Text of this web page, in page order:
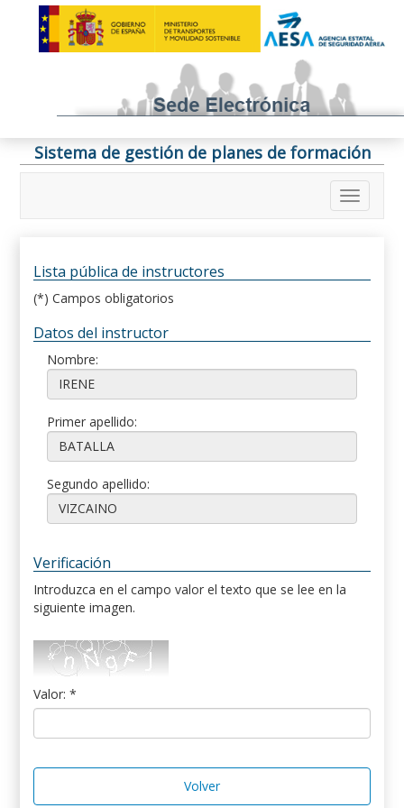
Sistema de gestión de planes de formación
Lista pública de instructores
(*) Campos obligatorios
Datos del instructor
Nombre:
Primer apellido:
Segundo apellido:
Verificación
Introduzca en el campo valor el texto que se lee en la
siguiente imagen.
Valor: *
Volver